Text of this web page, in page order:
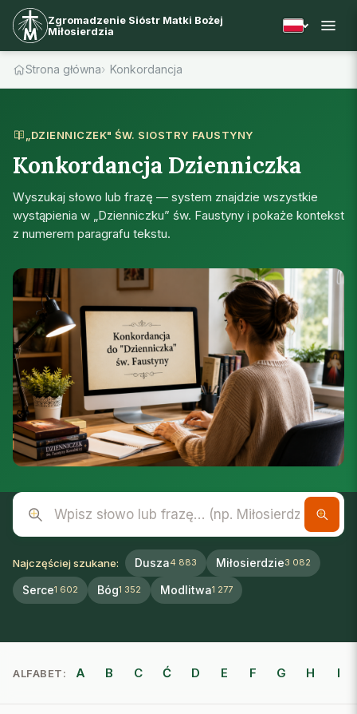
Zgromadzenie Sióstr Matki Bożej
Miłosierdzia
Strona główna Konkordancja
„DZIENNICZEK" ŚW. SIOSTRY FAUSTYNY
Konkordancja Dzienniczka
Wyszukaj słowo lub frazę — system znajdzie wszystkie
wystąpienia w „Dzienniczku” św. Faustyny i pokaże kontekst
z numerem paragrafu tekstu.
Wpisz słowo lub frazę
Najczęściej szukane: Dusza4 883 Miłosierdzie3 082
Serce1 602 Bóg1 352 Modlitwa1 277
ALFABET: A B C Ć D E F G H I